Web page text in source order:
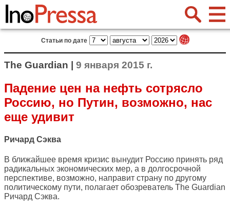
Статьи по дате
The Guardian | 9 января 2015 г.
Падение цен на нефть сотрясло
Россию, но Путин, возможно, нас
еще удивит
Ричард Сэква
В ближайшее время кризис вынудит Россию принять ряд
радикальных экономических мер, а в долгосрочной
перспективе, возможно, направит страну по другому
политическому пути, полагает обозреватель The Guardian
Ричард Сэква.